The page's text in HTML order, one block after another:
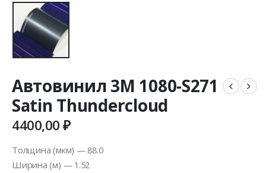
Автовинил 3M 1080-S271
Satin Thundercloud
4400,00₽
Толщина (мкм) — 88.0
Ширина (м) — 1.52